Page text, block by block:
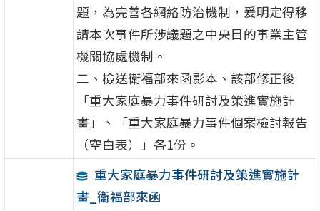
題，為完善各網絡防治機制，爰明定得移
請本次事件所涉議題之中央目的事業主管
機關協處機制。
二、檢送衛福部來函影本、該部修正後
「重大家庭暴力事件研討及策進實施計
畫」、「重大家庭暴力事件個案檢討報告
（空白表）」各1份。
重大家庭暴力事件研討及策進實施計
畫_衛福部來函